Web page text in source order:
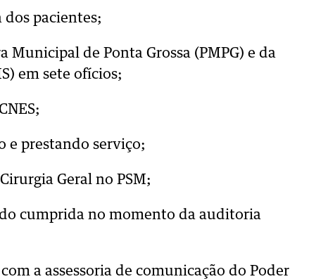
pacientes;
Municipal de Ponta Grossa (PMPG) e da
em sete ofícios;
e prestando serviço;
Geral no PSM;
cumprida no momento da auditoria
a assessoria de comunicação do Poder